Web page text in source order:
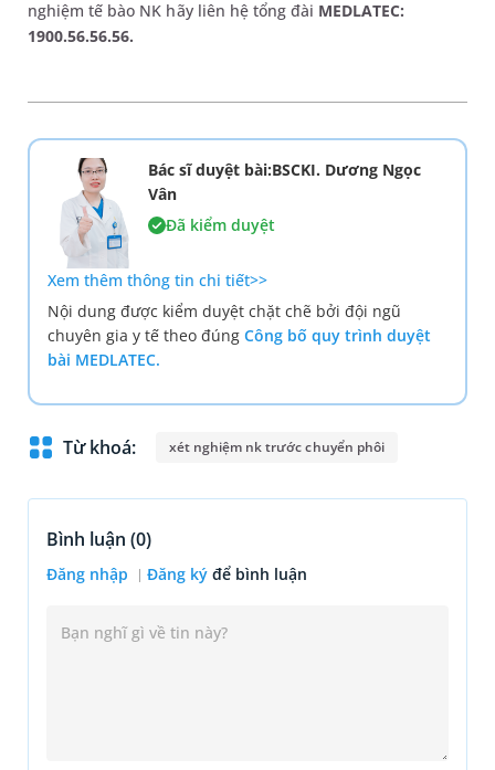
nghiệm tế bào NK hãy liên hệ tổng đài MEDLATEC:
1900.56.56.56.
Bác sĩ duyệt bài:BSCKI. Dương Ngọc
Vân
Đã kiểm duyệt
Xem thêm thông tin chi tiết>>
Nội dung được kiểm duyệt chặt chẽ bởi đội ngũ
chuyên gia y tế theo đúng Công bố quy trình duyệt
bài MEDLATEC.
Từ khoá: xét nghiệm nk trước chuyển phôi
Bình luận (0)
Đăng nhập Đăng ký để bình luận